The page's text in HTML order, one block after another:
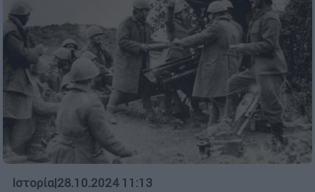
Ιστορία|28.10.2024 11:13